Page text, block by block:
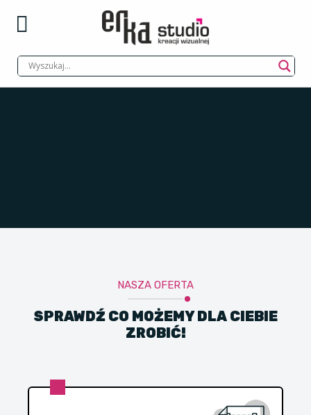
NASZA OFERTA
SPRAWDŹ CO MOŻEMY DLA CIEBIE
ZROBIĆ!